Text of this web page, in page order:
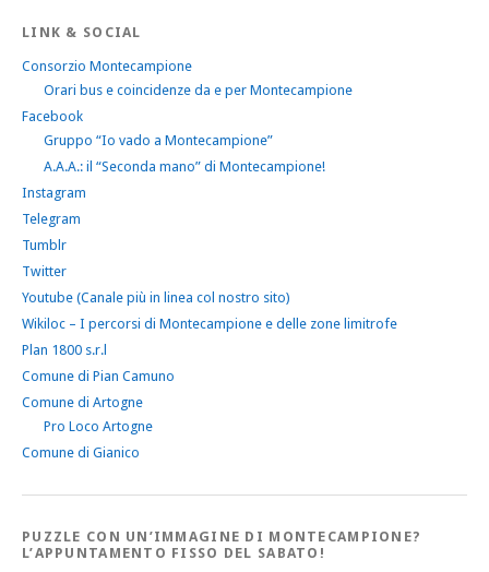
LINK & SOCIAL
Consorzio Montecampione
Orari bus e coincidenze da e per Montecampione
Facebook
Gruppo “Io vado a Montecampione”
A.A.A.: il “Seconda mano” di Montecampione!
Instagram
Telegram
Tumblr
Twitter
Youtube (Canale più in linea col nostro sito)
Wikiloc – I percorsi di Montecampione e delle zone limitrofe
Plan 1800 s.r.l
Comune di Pian Camuno
Comune di Artogne
Pro Loco Artogne
Comune di Gianico
PUZZLE CON UN’IMMAGINE DI MONTECAMPIONE?
L’APPUNTAMENTO FISSO DEL SABATO!